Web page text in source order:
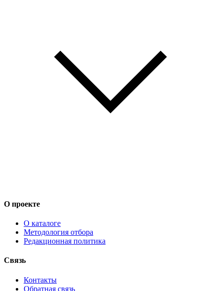
О проекте
О каталоге
Методология отбора
Редакционная политика
Связь
Контакты
Обратная связь